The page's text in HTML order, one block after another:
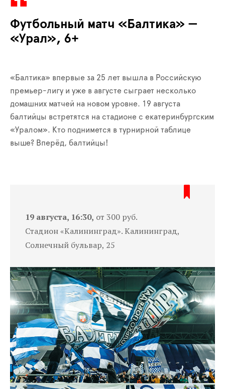
Футбольный матч «Балтика» —
«Урал», 6+
«Балтика» впервые за 25 лет вышла в Российскую
премьер-лигу и уже в августе сыграет несколько
домашних матчей на новом уровне. 19 августа
балтийцы встретятся на стадионе с екатеринбургским
«Уралом». Кто поднимется в турнирной таблице
выше? Вперёд, балтийцы!
19 августа, 16:30, от 300 руб.
Стадион «Калининград». Калининград,
Солнечный бульвар, 25